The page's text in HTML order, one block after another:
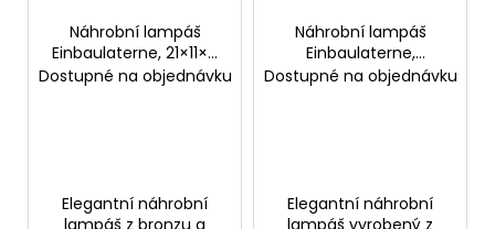
Náhrobní lampáš
Einbaulaterne, 21×11×9
cm
Dostupné na objednávku
Elegantní náhrobní
lampáš z bronzu a
Náhrobní lampáš
Einbaulaterne,
18,5×10×10 cm
Dostupné na objednávku
Elegantní náhrobní
lampáš vyrobený z